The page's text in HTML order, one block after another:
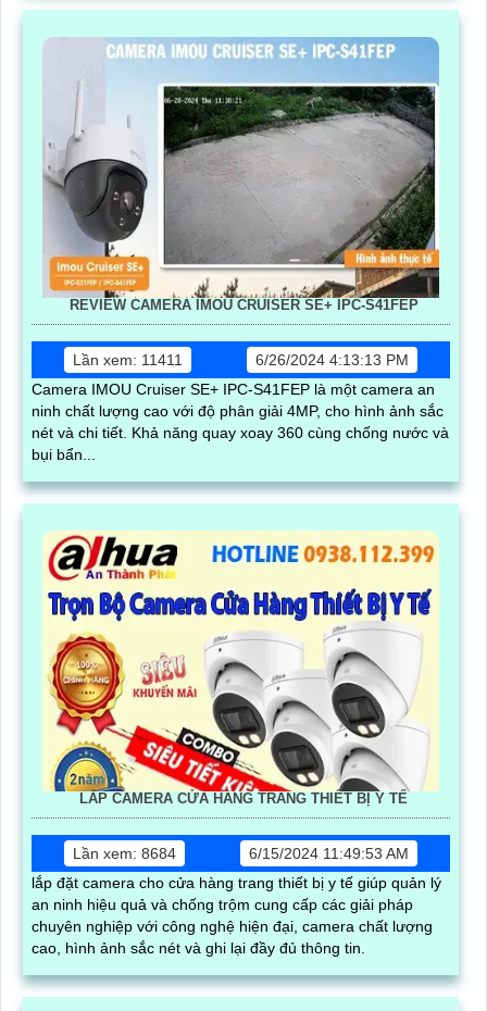
REVIEW CAMERA IMOU CRUISER SE+ IPC-S41FEP
Lần xem: 11411
6/26/2024 4:13:13 PM
Camera IMOU Cruiser SE+ IPC-S41FEP là một camera an
ninh chất lượng cao với độ phân giải 4MP, cho hình ảnh sắc
nét và chi tiết. Khả năng quay xoay 360 cùng chống nước và
bụi bẩn...
LẮP CAMERA CỬA HÀNG TRANG THIẾT BỊ Y TẾ
Lần xem: 8684
6/15/2024 11:49:53 AM
lắp đặt camera cho cửa hàng trang thiết bị y tế giúp quản lý
an ninh hiệu quả và chống trộm cung cấp các giải pháp
chuyên nghiệp với công nghệ hiện đại, camera chất lượng
cao, hình ảnh sắc nét và ghi lại đầy đủ thông tin.